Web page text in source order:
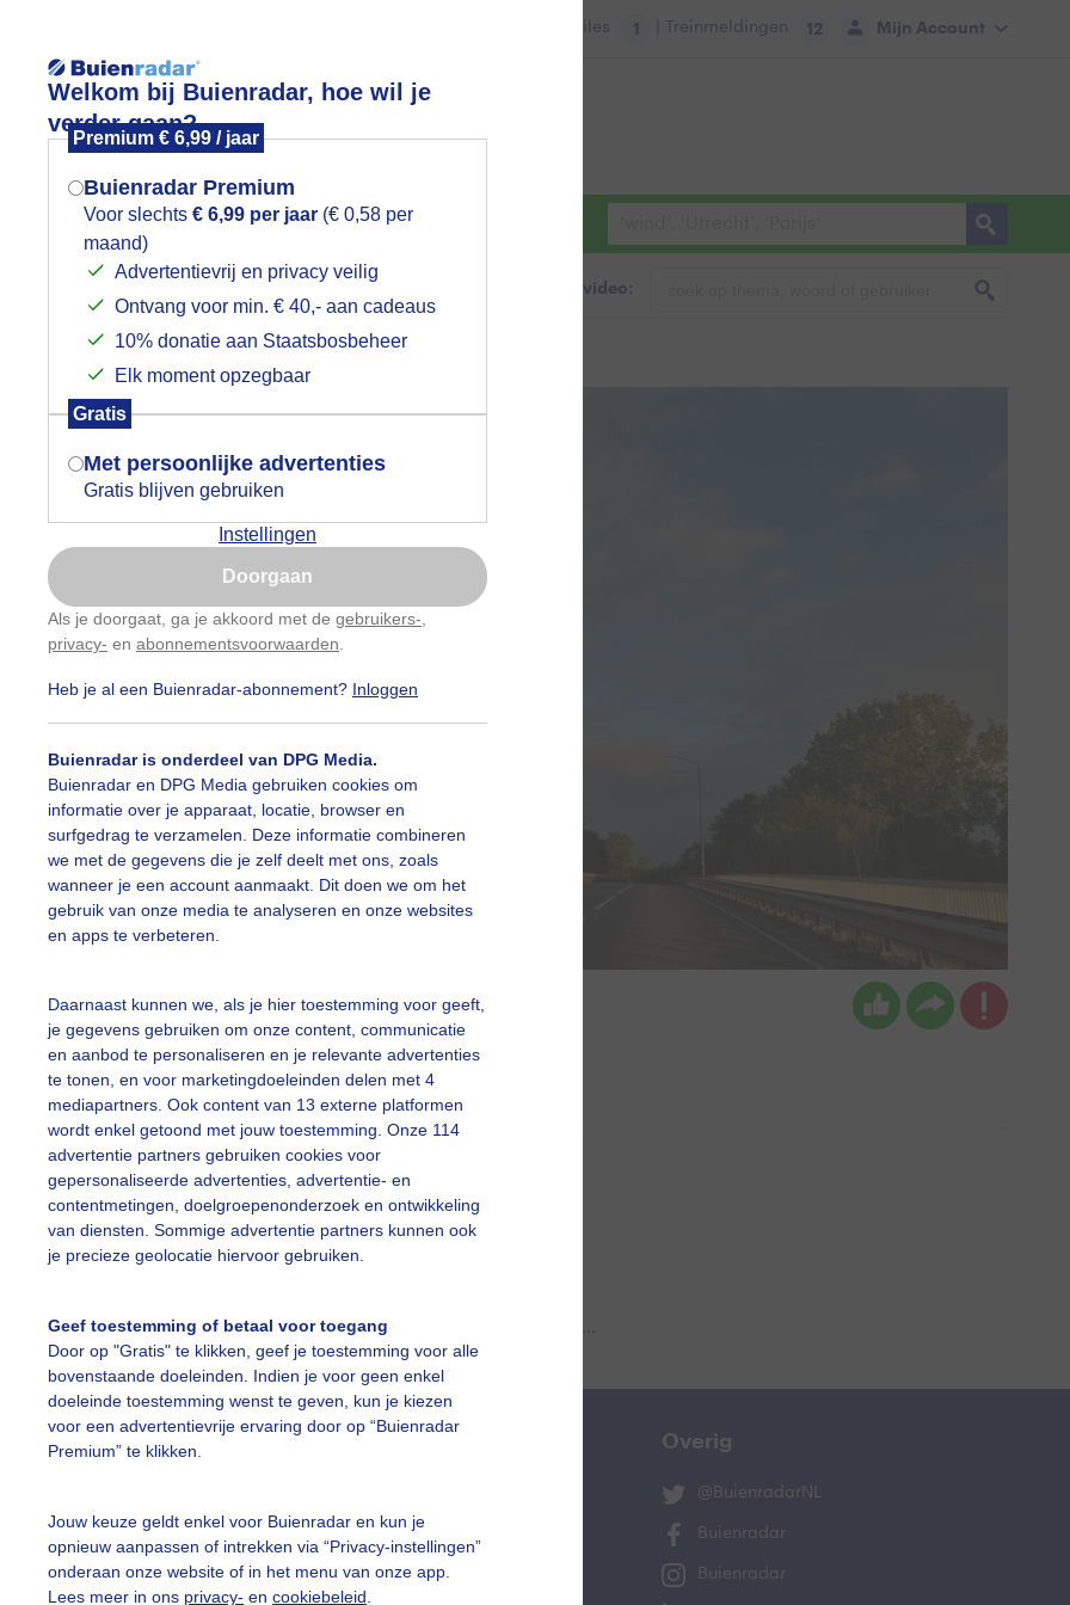
Welkom bij Buienradar, hoe wil je
verder gaan?
Premium € 6,99 / jaar
Buienradar Premium
Voor slechts € 6,99 per jaar (€ 0,58 per
maand)
Advertentievrij en privacy veilig
Ontvang voor min. € 40,- aan cadeaus
10% donatie aan Staatsbosbeheer
Elk moment opzegbaar
Gratis
Met persoonlijke advertenties
Gratis blijven gebruiken
Instellingen
Doorgaan
Als je doorgaat, ga je akkoord met de gebruikers-
privacy- en abonnementsvoorwaarden
Heb je al een Buienradar-abonnement? Inloggen
Buienradar is onderdeel van DPG Media.
Buienradar en DPG Media gebruiken cookies om
informatie over je apparaat, locatie, browser en
surfgedrag te verzamelen. Deze informatie combineren
we met de gegevens die je zelf deelt met ons, zoals
wanneer je een account aanmaakt. Dit doen we om het
gebruik van onze media te analyseren en onze websites
en apps te verbeteren.
Daarnaast kunnen we, als je hier toestemming voor geeft,
je gegevens gebruiken om onze content, communicatie
en aanbod te personaliseren en je relevante advertenties
te tonen, en voor marketingdoeleinden delen met 4
mediapartners. Ook content van 13 externe platformen
wordt enkel getoond met jouw toestemming. Onze 114
advertentie partners gebruiken cookies voor
gepersonaliseerde advertenties, advertentie- en
contentmetingen, doelgroepenonderzoek en ontwikkeling
van diensten. Sommige advertentie partners kunnen ook
je precieze geolocatie hiervoor gebruiken.
Geef toestemming of betaal voor toegang
Door op "Gratis" te klikken, geef je toestemming voor alle
bovenstaande doeleinden. Indien je voor geen enkel
doeleinde toestemming wenst te geven, kun je kiezen
voor een advertentievrije ervaring door op “Buienradar
Premium” te klikken.
Jouw keuze geldt enkel voor Buienradar en kun je
opnieuw aanpassen of intrekken via “Privacy-instellingen”
onderaan onze website of in het menu van onze app.
Lees meer in ons privacy- en cookiebeleid
Mijn Account
Files 1 | Treinmeldingen 12
Foto en video Weerzine
Zoeken in foto & video:
Jolanda Pelkmans Gemaakt: 12-05-2026, 18x bekeken
Lagezon Zon
slideshow
Een moment geduld aub...
vragen
Mijn weer Overig
@BuienradarNL
Buienradar
Buienradar
Mogen we je locatie gebruiken voor
het weer?
Indien je hier nog geen akkoord op hebt
gegeven, verschijnt er zo een pop-up uit
je browser waarin deze toestemming
gevraagd wordt.
Is goed, toon de popup
Nu niet, misschien later
Gebruik je Safari en wil je niet elke dag deze pop-up
Klikhierom dit aan te passen